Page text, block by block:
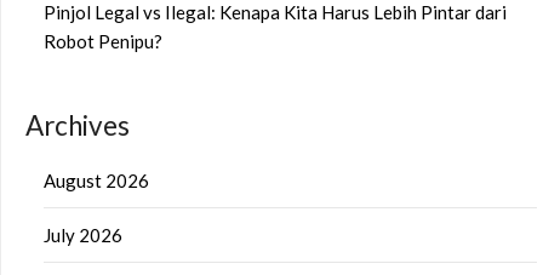
Pinjol Legal vs Ilegal: Kenapa Kita Harus Lebih Pintar dari
Robot Penipu?
Archives
August 2026
July 2026